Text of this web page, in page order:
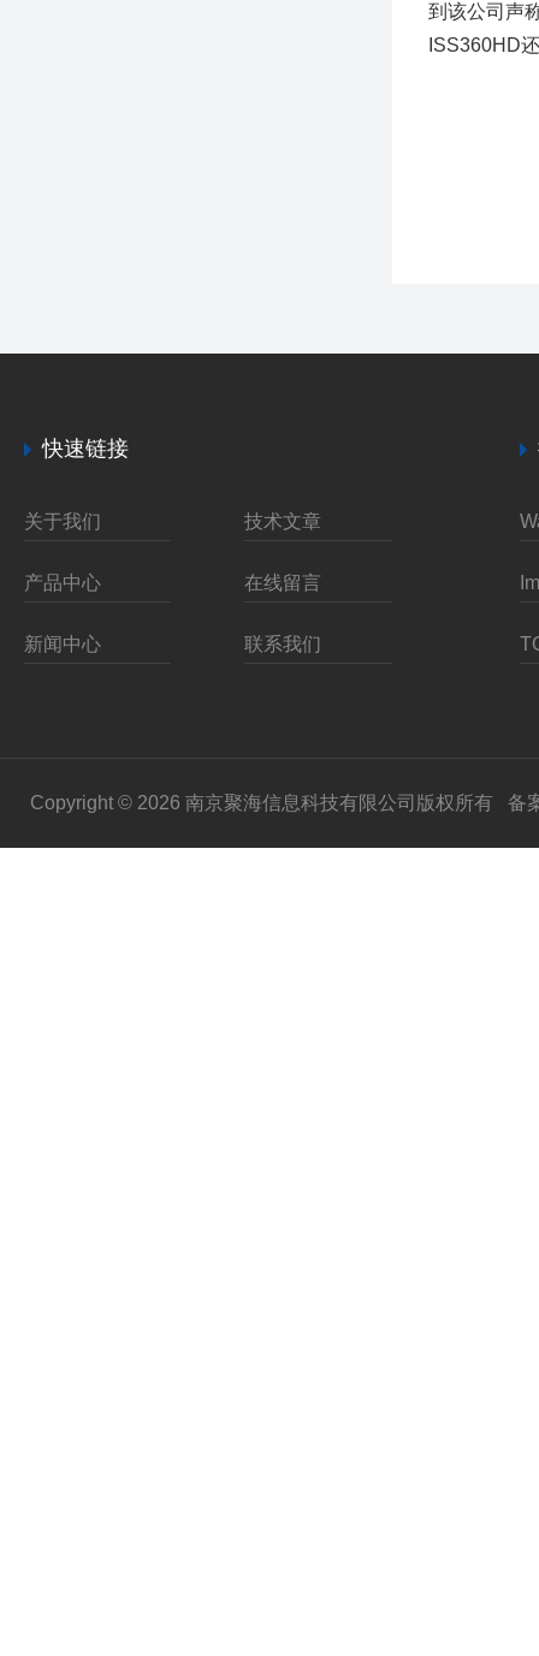
到该公司声
ISS360HD
快速链接
关于我们 技术文章
产品中心 在线留言
新闻中心 联系我们
Copyright © 2026 南京聚海信息科技有限公司版权所有 备